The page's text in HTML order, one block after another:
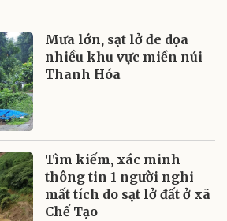
Mưa lớn, sạt lở đe dọa
nhiều khu vực miền núi
Thanh Hóa
Tìm kiếm, xác minh
thông tin 1 người nghi
mất tích do sạt lở đất ở xã
Chế Tạo